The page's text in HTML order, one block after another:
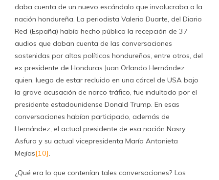
daba cuenta de un nuevo escándalo que involucraba a la
nación hondureña. La periodista Valeria Duarte, del Diario
Red (España) había hecho pública la recepción de 37
audios que daban cuenta de las conversaciones
sostenidas por altos políticos hondureños, entre otros, del
ex presidente de Honduras Juan Orlando Hernández
quien, luego de estar recluido en una cárcel de USA bajo
la grave acusación de narco tráfico, fue indultado por el
presidente estadounidense Donald Trump. En esas
conversaciones habían participado, además de
Hernández, el actual presidente de esa nación Nasry
Asfura y su actual vicepresidenta María Antonieta
Mejías[10].
¿Qué era lo que contenían tales conversaciones? Los